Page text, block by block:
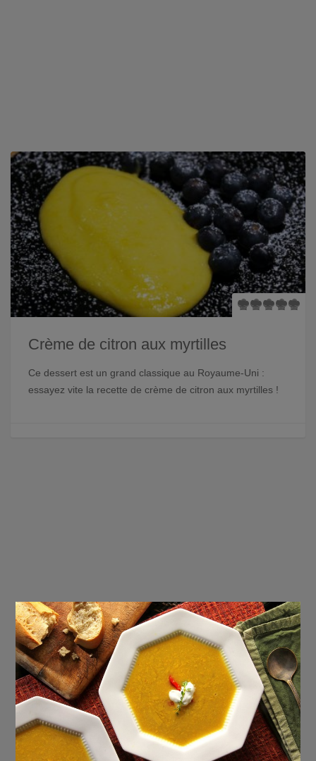
Crème de citron aux myrtilles
Ce dessert est un grand classique au Royaume-Uni :
essayez vite la recette de crème de citron aux myrtilles !
×